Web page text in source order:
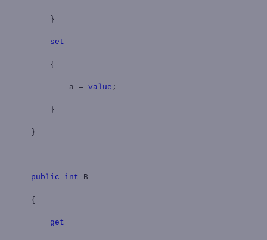
}
set
{
a = value ;
}
}
public int B
{
get